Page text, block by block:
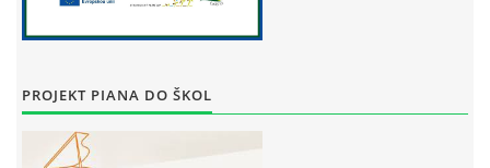
PROJEKT PIANA DO ŠKOL